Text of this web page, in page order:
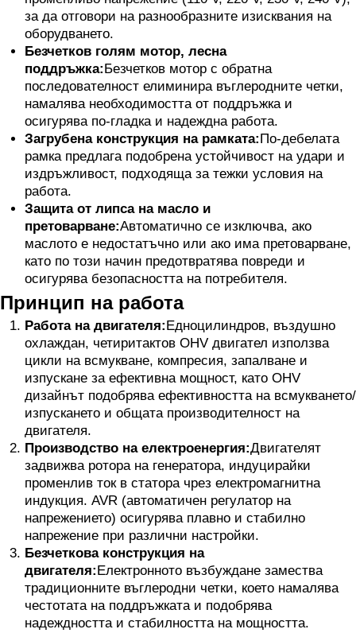
за да отговори на разнообразните изисквания на
оборудването.
Безчетков голям мотор, лесна
поддръжка:Безчетков мотор с обратна
последователност елиминира въглеродните четки,
намалява необходимостта от поддръжка и
осигурява по-гладка и надеждна работа.
Загрубена конструкция на рамката:По-дебелата
рамка предлага подобрена устойчивост на удари и
издръжливост, подходяща за тежки условия на
работа.
Защита от липса на масло и
претоварване:Автоматично се изключва, ако
маслото е недостатъчно или ако има претоварване,
като по този начин предотвратява повреди и
осигурява безопасността на потребителя.
Принцип на работа
Работа на двигателя:Едноцилиндров, въздушно
охлаждан, четиритактов OHV двигател използва
цикли на всмукване, компресия, запалване и
изпускане за ефективна мощност, като OHV
дизайнът подобрява ефективността на всмукването/
изпускането и общата производителност на
двигателя.
Производство на електроенергия:Двигателят
задвижва ротора на генератора, индуцирайки
променлив ток в статора чрез електромагнитна
индукция. AVR (автоматичен регулатор на
напрежението) осигурява плавно и стабилно
напрежение при различни настройки.
Безчеткова конструкция на
двигателя:Електронното възбуждане замества
традиционните въглеродни четки, което намалява
честотата на поддръжката и подобрява
надеждността и стабилността на мощността.